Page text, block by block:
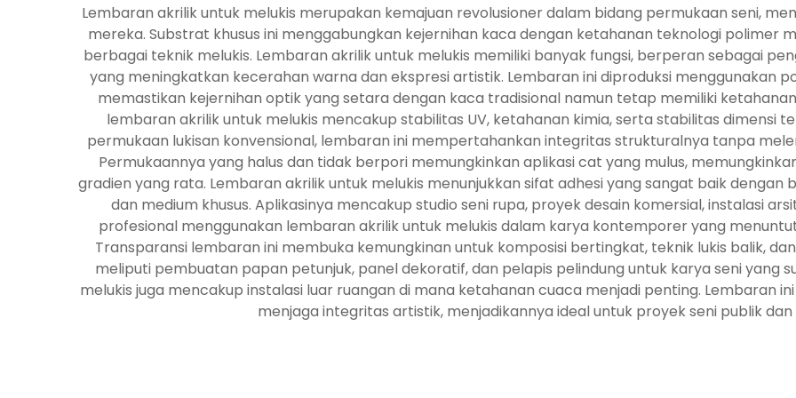
Lembaran akrilik untuk melukis merupakan kemajuan revolusioner dalam bidang permukaan seni,
mereka. Substrat khusus ini menggabungkan kejernihan kaca dengan ketahanan teknologi polimer
berbagai teknik melukis. Lembaran akrilik untuk melukis memiliki banyak fungsi, berperan sebagai
yang meningkatkan kecerahan warna dan ekspresi artistik. Lembaran ini diproduksi menggunakan
memastikan kejernihan optik yang setara dengan kaca tradisional namun tetap memiliki
lembaran akrilik untuk melukis mencakup stabilitas UV, ketahanan kimia, serta stabilitas dimensi
permukaan lukisan konvensional, lembaran ini mempertahankan integritas strukturalnya tanpa
Permukaannya yang halus dan tidak berpori memungkinkan aplikasi cat yang mulus,
gradien yang rata. Lembaran akrilik untuk melukis menunjukkan sifat adhesi yang sangat baik dengan
dan medium khusus. Aplikasinya mencakup studio seni rupa, proyek desain komersial, instalasi
profesional menggunakan lembaran akrilik untuk melukis dalam karya kontemporer yang
Transparansi lembaran ini membuka kemungkinan untuk komposisi bertingkat, teknik lukis balik,
meliputi pembuatan papan petunjuk, panel dekoratif, dan pelapis pelindung untuk karya seni yang
melukis juga mencakup instalasi luar ruangan di mana ketahanan cuaca menjadi penting. Lembaran
menjaga integritas artistik, menjadikannya ideal untuk proyek seni publik